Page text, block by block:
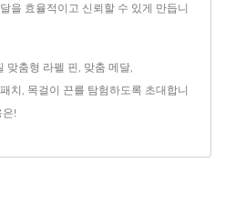
을 효율적이고 신뢰할 수 있게 만듭니
맞춤형 라펠 핀 맞춤 메달
치 목걸이 끈를 탐험하도록 초대합니
은!